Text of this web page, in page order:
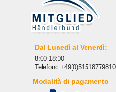
Dal Lunedì al Venerdì:
8:00-18:00
Telefono:+49(0)51518779810
Modalità di pagamento